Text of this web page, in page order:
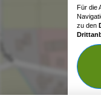
Für die
zu den